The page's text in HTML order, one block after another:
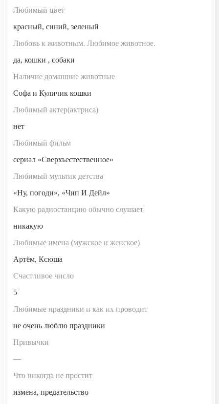
Любимый цвет
красный, синий, зеленый
Любовь к животным. Любимое животное.
да, кошки , собаки
Наличие домашние животные
Софа и Куличик кошки
Любимый актер(актриса)
нет
Любимый фильм
сериал «Сверхъестественное»
Любимый мультик детства
«Ну, погоди», «Чип И Дейл»
Какую радиостанцию обычно слушает
никакую
Любимые имена (мужское и женское)
Артём, Ксюша
Счастливое число
5
Любимые праздники и как их проводит
не очень люблю праздники
Привычки
—
Что никогда не простит
измена, предательство